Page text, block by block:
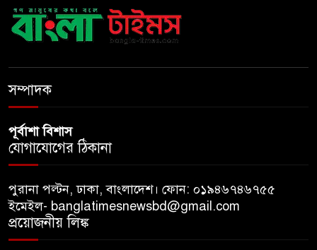
বাংলাদেশে এলো থাইল্যান্ডের শীর্ষ
কফি ব্র্যান্ড ‘ক্যাফে আমাজন
সম্পাদক
পূর্বাশা বিশাস
যোগাযোগের ঠিকানা
পুরানা পল্টন, ঢাকা, বাংলাদেশ। ফোন: ০১৯৪৬৭৪৬৭৫৫
ইমেইল- banglatimesnewsbd@gmail.com
প্রয়োজনীয় লিঙ্ক